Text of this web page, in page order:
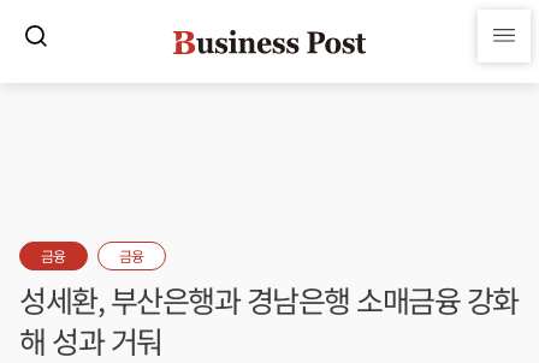
금융 금융
성세환, 부산은행과 경남은행 소매금융 강화
해 성과 거둬